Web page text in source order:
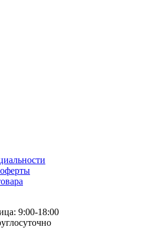
9:00-18:00